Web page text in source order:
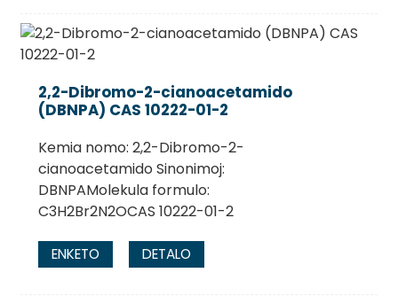
2,2-Dibromo-2-cianoacetamido
(DBNPA) CAS 10222-01-2
Kemia nomo: 2,2-Dibromo-2-
cianoacetamido Sinonimoj:
DBNPAMolekula formulo:
C3H2Br2N2OCAS 10222-01-2
ENKETO DETALO